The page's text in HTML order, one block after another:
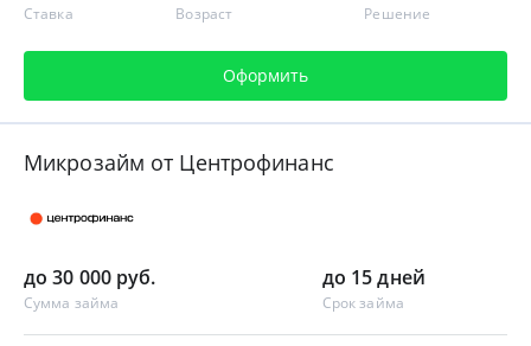
Ставка Возраст Решение
Оформить
Микрозайм от Центрофинанс
до 30 000 руб.
Сумма займа
до 15 дней
Срок займа